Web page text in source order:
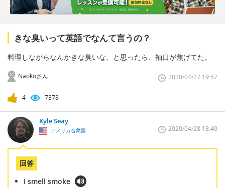
きな臭いって英語でなんて言うの？
料理しながらなんかきな臭いな、と思ったら、袖口が焦げてた。
Naokoさん 2020/04/27 19:57
4 7378
Kyle Seay
アメリカ合衆国 2020/04/28 18:40
回答
I smell smoke